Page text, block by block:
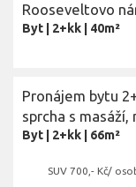
Rooseveltovo
Byt 2+kk 40m²
Pronájem bytu
sprcha s masáží,
Byt 2+kk 66m²
SUV 700,- Kč/